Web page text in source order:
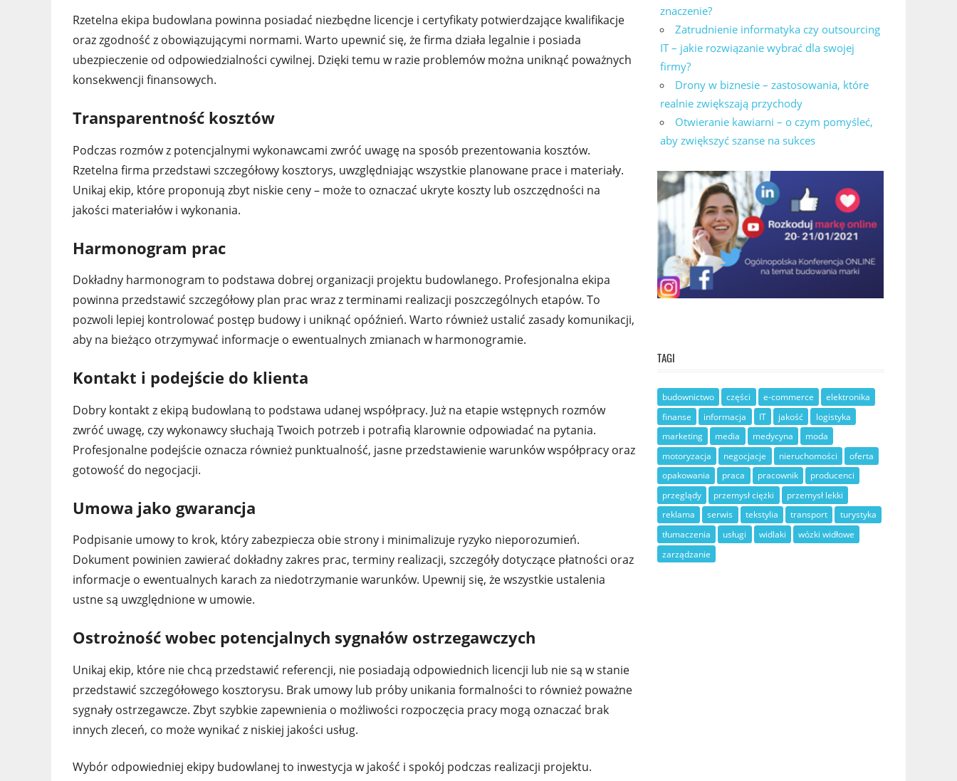
Rzetelna ekipa budowlana powinna posiadać niezbędne licencje i certyfikaty potwierdzające kwalifikacje
oraz zgodność z obowiązującymi normami. Warto upewnić się, że firma działa legalnie i posiada
ubezpieczenie od odpowiedzialności cywilnej. Dzięki temu w razie problemów można uniknąć poważnych
konsekwencji finansowych.
Transparentność kosztów
Podczas rozmów z potencjalnymi wykonawcami zwróć uwagę na sposób prezentowania kosztów.
Rzetelna firma przedstawi szczegółowy kosztorys, uwzględniając wszystkie planowane prace i materiały.
Unikaj ekip, które proponują zbyt niskie ceny – może to oznaczać ukryte koszty lub oszczędności na
jakości materiałów i wykonania.
Harmonogram prac
Dokładny harmonogram to podstawa dobrej organizacji projektu budowlanego. Profesjonalna ekipa
powinna przedstawić szczegółowy plan prac wraz z terminami realizacji poszczególnych etapów. To
pozwoli lepiej kontrolować postęp budowy i uniknąć opóźnień. Warto również ustalić zasady komunikacji,
aby na bieżąco otrzymywać informacje o ewentualnych zmianach w harmonogramie.
Kontakt i podejście do klienta
Dobry kontakt z ekipą budowlaną to podstawa udanej współpracy. Już na etapie wstępnych rozmów
zwróć uwagę, czy wykonawcy słuchają Twoich potrzeb i potrafią klarownie odpowiadać na pytania.
Profesjonalne podejście oznacza również punktualność, jasne przedstawienie warunków współpracy oraz
gotowość do negocjacji.
Umowa jako gwarancja
Podpisanie umowy to krok, który zabezpiecza obie strony i minimalizuje ryzyko nieporozumień.
Dokument powinien zawierać dokładny zakres prac, terminy realizacji, szczegóły dotyczące płatności oraz
informacje o ewentualnych karach za niedotrzymanie warunków. Upewnij się, że wszystkie ustalenia
ustne są uwzględnione w umowie.
Ostrożność wobec potencjalnych sygnałów ostrzegawczych
Unikaj ekip, które nie chcą przedstawić referencji, nie posiadają odpowiednich licencji lub nie są w stanie
przedstawić szczegółowego kosztorysu. Brak umowy lub próby unikania formalności to również poważne
sygnały ostrzegawcze. Zbyt szybkie zapewnienia o możliwości rozpoczęcia pracy mogą oznaczać brak
innych zleceń, co może wynikać z niskiej jakości usług.
Wybór odpowiedniej ekipy budowlanej to inwestycja w jakość i spokój podczas realizacji projektu.
znaczenie?
Zatrudnienie informatyka czy outsourcing
IT – jakie rozwiązanie wybrać dla swojej
firmy?
Drony w biznesie – zastosowania, które
realnie zwiększają przychody
Otwieranie kawiarni – o czym pomyśleć,
aby zwiększyć szanse na sukces
TAGI
budownictwo części e-commerce
elektronika
finanse
informacja IT jakość
logistyka
marketing
media medycyna
moda
motoryzacja
negocjacje nieruchomości
oferta
opakowania
praca pracownik
producenci
przeglądy
przemysł ciężki
przemysł lekki
reklama
serwis tekstylia transport
turystyka
tłumaczenia
usługi widlaki
wózki widłowe
zarządzanie